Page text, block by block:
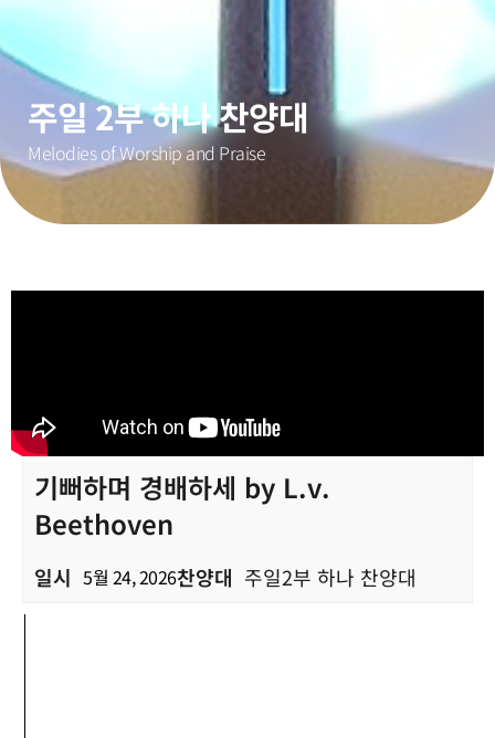
주일 2부 하나 찬양대
Melodies of Worship and Praise
기뻐하며 경배하세 by L.v.
Beethoven
일시 5월 24, 2026찬양대 주일2부 하나 찬양대